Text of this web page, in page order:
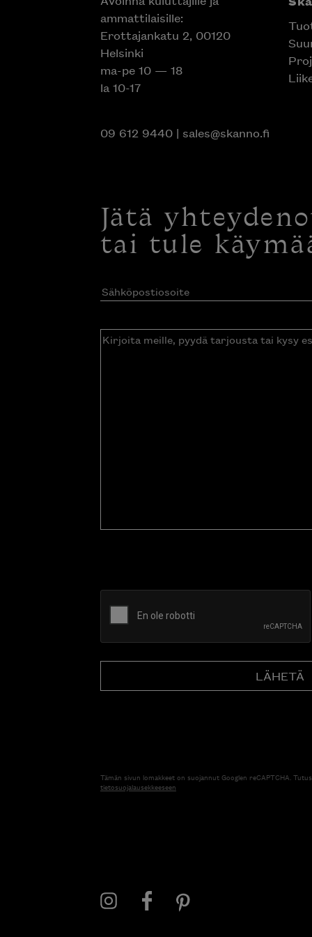
ammattilaisille:
Erottajankatu 2, 00120
Helsinki
ma-pe 10 — 18
la 10-17
09 612 9440| sales@skanno.fi
Jätä
tai tule
Sähköpostiosoite(Pakollinen)
Kirjoita
Tämän sivun lomakkeet on suojannut Googlen reCAPTCHA.
tietosuojalausekkeeseen